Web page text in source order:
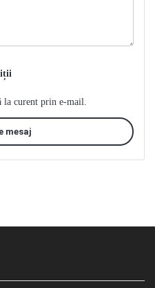
la curent prin e-mail.
mesaj